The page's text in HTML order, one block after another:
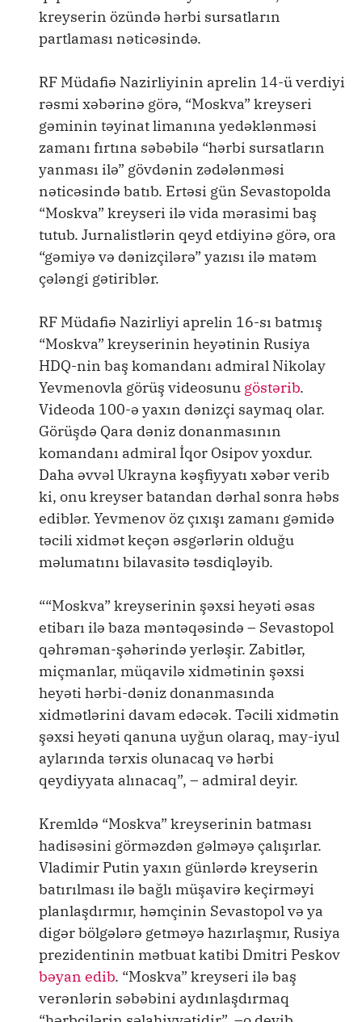
kreyserin özündə hərbi sursatların
partlaması nəticəsində.
RF Müdafiə Nazirliyinin aprelin 14-ü verdiyi
rəsmi xəbərinə görə, “Moskva” kreyseri
gəminin təyinat limanına yedəklənməsi
zamanı fırtına səbəbilə “hərbi sursatların
yanması ilə” gövdənin zədələnməsi
nəticəsində batıb. Ertəsi gün Sevastopolda
“Moskva” kreyseri ilə vida mərasimi baş
tutub. Jurnalistlərin qeyd etdiyinə görə, ora
“gəmiyə və dənizçilərə” yazısı ilə matəm
çələngi gətiriblər.
RF Müdafiə Nazirliyi aprelin 16-sı batmış
“Moskva” kreyserinin heyətinin Rusiya
HDQ-nin baş komandanı admiral Nikolay
Yevmenovla görüş videosunu göstərib.
Videoda 100-ə yaxın dənizçi saymaq olar.
Görüşdə Qara dəniz donanmasının
komandanı admiral İqor Osipov yoxdur.
Daha əvvəl Ukrayna kəşfiyyatı xəbər verib
ki, onu kreyser batandan dərhal sonra həbs
ediblər. Yevmenov öz çıxışı zamanı gəmidə
təcili xidmət keçən əsgərlərin olduğu
məlumatını bilavasitə təsdiqləyib.
““Moskva” kreyserinin şəxsi heyəti əsas
etibarı ilə baza məntəqəsində – Sevastopol
qəhrəman-şəhərində yerləşir. Zabitlər,
miçmanlar, müqavilə xidmətinin şəxsi
heyəti hərbi-dəniz donanmasında
xidmətlərini davam edəcək. Təcili xidmətin
şəxsi heyəti qanuna uyğun olaraq, may-iyul
aylarında tərxis olunacaq və hərbi
qeydiyyata alınacaq”, – admiral deyir.
Kremldə “Moskva” kreyserinin batması
hadisəsini görməzdən gəlməyə çalışırlar.
Vladimir Putin yaxın günlərdə kreyserin
batırılması ilə bağlı müşavirə keçirməyi
planlaşdırmır, həmçinin Sevastopol və ya
digər bölgələrə getməyə hazırlaşmır, Rusiya
prezidentinin mətbuat katibi Dmitri Peskov
bəyan edib. “Moskva” kreyseri ilə baş
verənlərin səbəbini aydınlaşdırmaq